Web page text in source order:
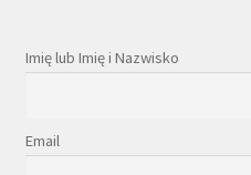
Imię lub Imię i Nazwisko
Email